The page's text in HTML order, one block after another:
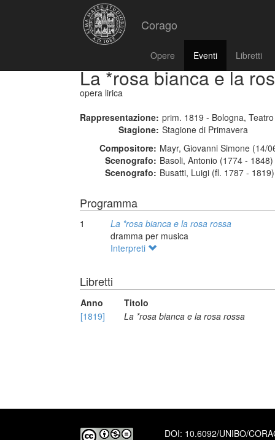
Corago
Opere Eventi Libretti
La *rosa bianca e la
opera lirica
Rappresentazione: prim. 1819 - Bologna,
Stagione: Stagione di Primavera
Compositore: Mayr, Giovanni Simone (14/
Scenografo: Basoli, Antonio (1774 - 1848)
Scenografo: Busatti, Luigi (fl. 1787 - 1819)
Programma
1
La *rosa bianca e la rosa rossa
dramma per musica
Interpreti
Libretti
Anno
Titolo
[1819]
La *rosa bianca e la rosa rossa
DOI: 10.6092/UNIBO/